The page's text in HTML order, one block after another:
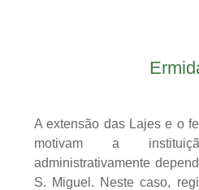
A extensão das Lajes e o
motivam a
administrativamente
S. Miguel. Neste caso,